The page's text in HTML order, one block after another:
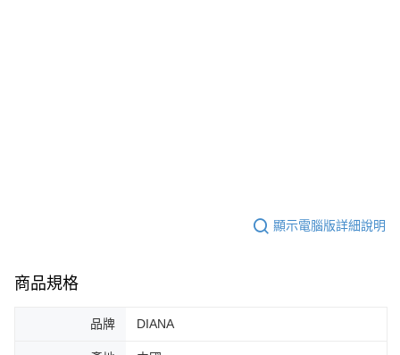
顯示電腦版詳細說明
商品規格
品牌 DIANA